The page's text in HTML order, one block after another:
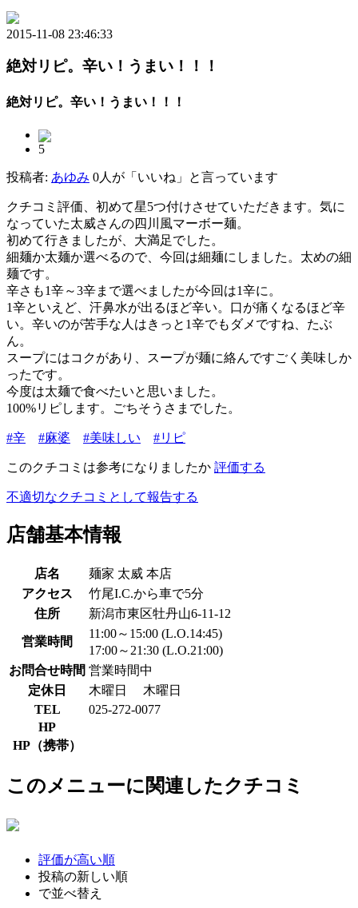
2015-11-08 23:46:33
絶対リピ。辛い！うまい！！！
絶対リピ。辛い！うまい！！！
5
投稿者: あゆみ 0人が「いいね」と言っています
クチコミ評価、初めて星5つ付けさせていただきます。気に
なっていた太威さんの四川風マーボー麺。
初めて行きましたが、大満足でした。
細麺か太麺か選べるので、今回は細麺にしました。太めの細
麺です。
辛さも1辛～3辛まで選べましたが今回は1辛に。
1辛といえど、汗鼻水が出るほど辛い。口が痛くなるほど辛
い。辛いのが苦手な人はきっと1辛でもダメですね、たぶ
ん。
スープにはコクがあり、スープが麺に絡んですごく美味しか
ったです。
今度は太麺で食べたいと思いました。
100%リピします。ごちそうさまでした。
#辛 #麻婆 #美味しい #リピ
このクチコミは参考になりましたか 評価する
不適切なクチコミとして報告する
店舗基本情報
店名
麺家 太威 本店
アクセス
竹尾I.C.から車で5分
住所
新潟市東区牡丹山6-11-12
営業時間
11:00～15:00 (L.O.14:45)
17:00～21:30 (L.O.21:00)
お問合せ時間 営業時間中
定休日
木曜日
木曜日
TEL
025-272-0077
HP
HP（携帯）
このメニューに関連したクチコミ
評価が高い順
投稿の新しい順
で並べ替え